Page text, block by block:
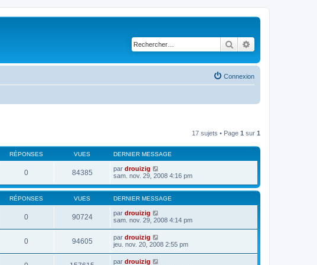
Rechercher
Connexion
17 sujets • Page 1 sur 1
RÉPONSES VUES DERNIER MESSAGE
0 84385 par drouizig
sam. nov. 29, 2008 4:16 pm
RÉPONSES VUES DERNIER MESSAGE
0 90724 par drouizig
sam. nov. 29, 2008 4:14 pm
0 94605 par drouizig
jeu. nov. 20, 2008 2:55 pm
par drouizig